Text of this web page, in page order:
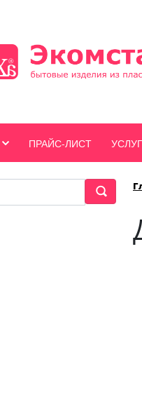
ПРАЙС-ЛИСТ